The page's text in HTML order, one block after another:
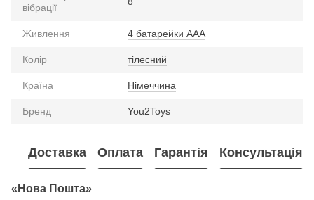
вібрації
Живлення 4 батарейки ААА
Колір тілесний
Країна Німеччина
Бренд You2Toys
Доставка Оплата Гарантія Консультація
«Нова Пошта»